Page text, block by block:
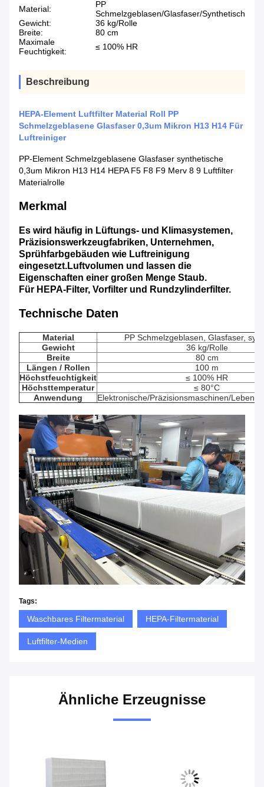
Material:
PP
Schmelzgeblasen/Glasfaser/Synthetisch
Gewicht:
36 kg/Rolle
Breite:
80 cm
Maximale
Feuchtigkeit:
≤ 100% HR
Beschreibung
HEPA-Element Luftfilter Material Roll PP
Schmelzgeblasene Glasfaser 0,3um Mikron H13 H14 Für
Luftreiniger
PP-Element Schmelzgeblasene Glasfaser synthetische
0,3um Mikron H13 H14 HEPA F5 F8 F9 Merv 8 9 Luftfilter
Materialrolle
Merkmal
Es wird häufig in Lüftungs- und Klimasystemen,
Präzisionswerkzeugfabriken, Unternehmen,
Sprühfarbgebäuden wie Luftreinigung
eingesetzt.Luftvolumen und lassen die
Eigenschaften einer großen Menge Staub.
Für HEPA-Filter, Vorfilter und Rundzylinderfilter.
Technische Daten
Material
PP Schmelzgeblasen, Glasfaser,
Gewicht
36 kg/Rolle
Breite
80 cm
Längen / Rollen
100 m
Höchstfeuchtigkeit
≤ 100% HR
Höchsttemperatur
≤ 80°C
Anwendung
Elektronische/Präzisionsmaschinen/
Tags:
Waschbares Filtermaterial HEPA-Filtermaterial
Luftfilter-Medien
Ähnliche Erzeugnisse